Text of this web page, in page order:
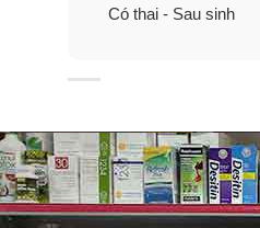
Có thai - Sau sinh